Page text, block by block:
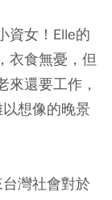
資女！Elle的
衣食無憂，但
來還要工作，
想像的晚景
灣社會對於